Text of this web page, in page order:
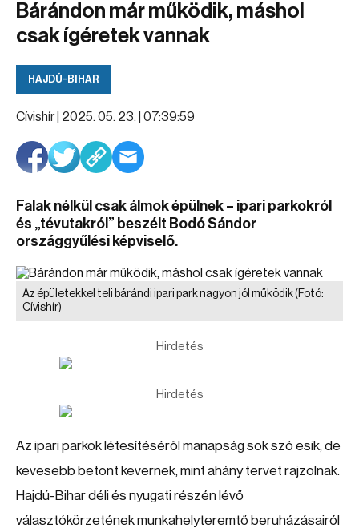
Bárándon már működik, máshol
csak ígéretek vannak
HAJDÚ-BIHAR
Cívishír | 2025. 05. 23. | 07:39:59
Falak nélkül csak álmok épülnek – ipari parkokról
és „tévutakról” beszélt Bodó Sándor
országgyűlési képviselő.
Az épületekkel teli bárándi ipari park nagyon jól működik(Fotó:
Cívishír)
Hirdetés
Hirdetés
Az ipari parkok létesítéséről manapság sok szó esik, de
kevesebb betont kevernek, mint ahány tervet rajzolnak.
Hajdú-Bihar déli és nyugati részén lévő
választókörzetének munkahelyteremtő beruházásairól